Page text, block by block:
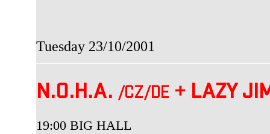
Tuesday 23/10/2001
N.O.H.A. /CZ/DE + LAZY
19:00 BIG HALL